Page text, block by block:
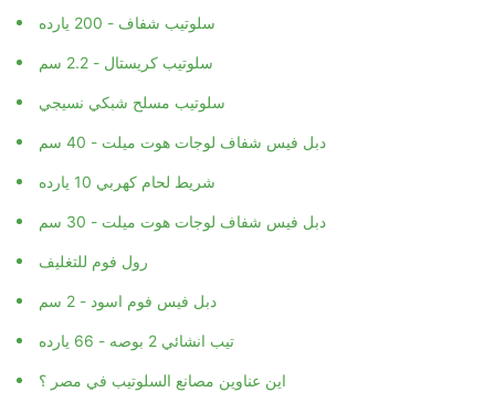
سلوتيب شفاف - 200 يارده
سلوتيب كريستال - 2.2 سم
سلوتيب مسلح شبكي نسيجي
دبل فيس شفاف لوجات هوت ميلت - 40 سم
شريط لحام كهربي 10 يارده
دبل فيس شفاف لوجات هوت ميلت - 30 سم
رول فوم للتغليف
دبل فيس فوم اسود - 2 سم
تيب انشائي 2 بوصه - 66 يارده
اين عناوين مصانع السلوتيب في مصر ؟